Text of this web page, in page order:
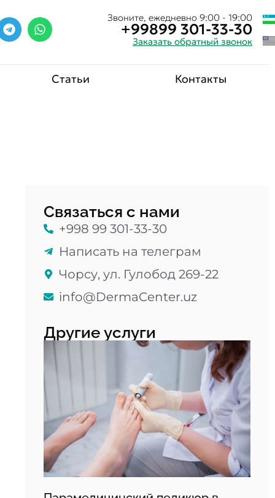
Звоните, ежедневно 9:00 - 19:00
+99899 301-33-30
Заказать обратный звонок
Статьи Контакты
Связаться с нами
+998 99 301-33-30
Написать на телеграм
Чорсу, ул. Гулобод 269-22
info@DermaCenter.uz
Другие услуги